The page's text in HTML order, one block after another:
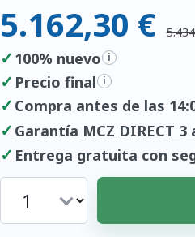
5.162,30 €
✓ 100% nuevo i
✓ Precio final i
✓ Compra antes de las
✓ Garantía MCZ DIRECT 3
✓ Entrega gratuita con